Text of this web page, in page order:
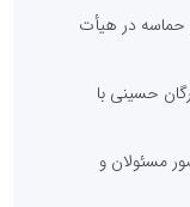
در هیأت
حسینی با
مسئولان و